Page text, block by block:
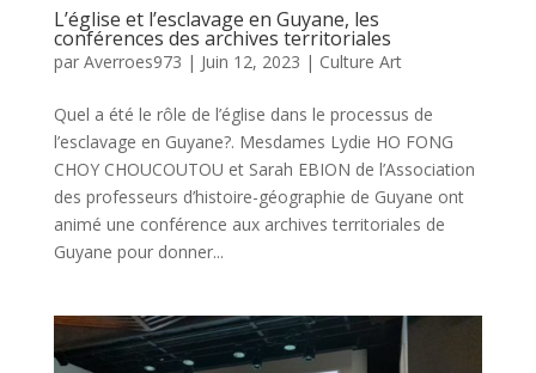
L’église et l’esclavage en Guyane, les
conférences des archives territoriales
par Averroes973 | Juin 12, 2023 | Culture Art
Quel a été le rôle de l’église dans le processus de
l’esclavage en Guyane?. Mesdames Lydie HO FONG
CHOY CHOUCOUTOU et Sarah EBION de l’Association
des professeurs d’histoire-géographie de Guyane ont
animé une conférence aux archives territoriales de
Guyane pour donner...